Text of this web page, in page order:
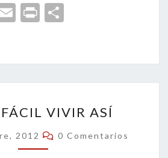
Li
E
l
Pr
p
ar
tir
ES
FÁCIL
VIVIR
VIVIR ASÍ
2012 Comentarios
0 Comentarios